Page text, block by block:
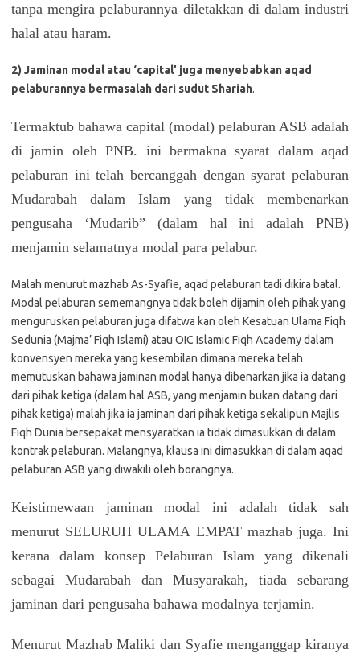
tanpa mengira pelaburannya diletakkan di dalam industri
halal atau haram.
2) Jaminan modal atau ‘capital’ juga menyebabkan aqad
pelaburannya bermasalah dari sudut Shariah.
Termaktub bahawa capital (modal) pelaburan ASB adalah
di jamin oleh PNB. ini bermakna syarat dalam aqad
pelaburan ini telah bercanggah dengan syarat pelaburan
Mudarabah dalam Islam yang tidak membenarkan
pengusaha ‘Mudarib” (dalam hal ini adalah PNB)
menjamin selamatnya modal para pelabur.
Malah menurut mazhab As-Syafie, aqad pelaburan tadi dikira batal.
Modal pelaburan sememangnya tidak boleh dijamin oleh pihak yang
menguruskan pelaburan juga difatwa kan oleh Kesatuan Ulama Fiqh
Sedunia (Majma’ Fiqh Islami) atau OIC Islamic Fiqh Academy dalam
konvensyen mereka yang kesembilan dimana mereka telah
memutuskan bahawa jaminan modal hanya dibenarkan jika ia datang
dari pihak ketiga (dalam hal ASB, yang menjamin bukan datang dari
pihak ketiga) malah jika ia jaminan dari pihak ketiga sekalipun Majlis
Fiqh Dunia bersepakat mensyaratkan ia tidak dimasukkan di dalam
kontrak pelaburan. Malangnya, klausa ini dimasukkan di dalam aqad
pelaburan ASB yang diwakili oleh borangnya.
Keistimewaan jaminan modal ini adalah tidak sah
menurut SELURUH ULAMA EMPAT mazhab juga. Ini
kerana dalam konsep Pelaburan Islam yang dikenali
sebagai Mudarabah dan Musyarakah, tiada sebarang
jaminan dari pengusaha bahawa modalnya terjamin.
Menurut Mazhab Maliki dan Syafie menganggap kiranya